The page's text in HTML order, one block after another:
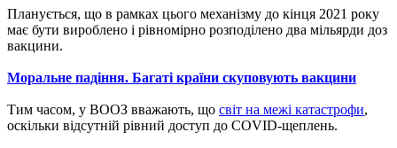
Планується, що в рамках цього механізму до кінця 2021 року
має бути вироблено і рівномірно розподілено два мільярди доз
вакцини.
Моральне падіння. Багаті країни скуповують вакцини
Тим часом, у ВООЗ вважають, що світ на межі катастрофи,
оскільки відсутній рівний доступ до COVID-щеплень.